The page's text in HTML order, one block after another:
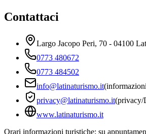
Contattaci
Largo Jacopo Peri, 70 - 04100
0773 480672
0773 484502
info@latinaturismo.it
privacy@latinaturismo.it(privacy/
www.latinaturismo.it
Orari informazioni turistiche: su